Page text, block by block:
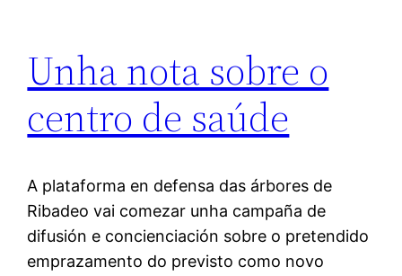
Unha nota sobre o
centro de saúde
A plataforma en defensa das árbores de
Ribadeo vai comezar unha campaña de
difusión e concienciación sobre o pretendido
emprazamento do previsto como novo